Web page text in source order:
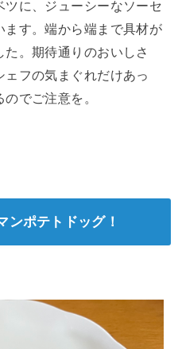
ツに、ジューシーなソーセ
ます。端から端まで具材が
。期待通りのおいしさ
フの気まぐれだけあっ
でご注意を。
ンポテトドッグ！